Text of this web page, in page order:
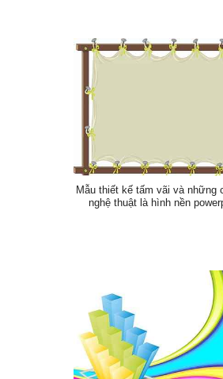
Mẫu thiết kế tấm vãi và những
nghệ thuật là hình nền